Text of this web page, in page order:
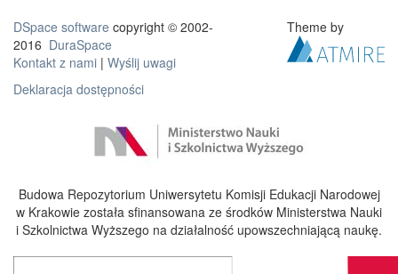
DSpace software copyright © 2002-
2016 DuraSpace
Kontakt z nami | Wyślij uwagi
Deklaracja dostępności
Theme by
Budowa Repozytorium Uniwersytetu Komisji Edukacji Narodowej
w Krakowie została sfinansowana ze środków Ministerstwa Nauki
i Szkolnictwa Wyższego na działalność upowszechniającą naukę.